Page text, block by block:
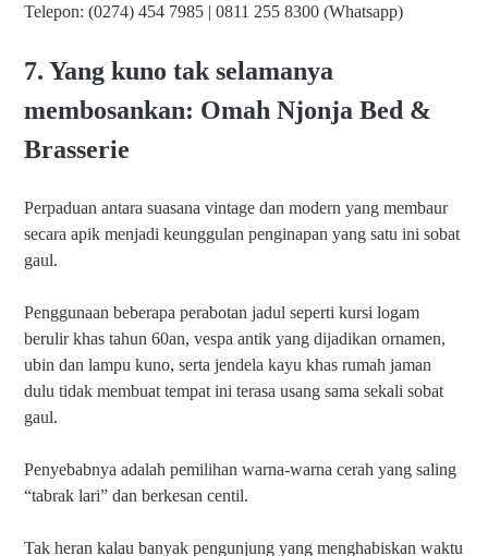
Telepon: (0274) 454 7985 | 0811 255 8300 (Whatsapp)
7. Yang kuno tak selamanya
membosankan: Omah Njonja Bed &
Brasserie
Perpaduan antara suasana vintage dan modern yang membaur
secara apik menjadi keunggulan penginapan yang satu ini sobat
gaul.
Penggunaan beberapa perabotan jadul seperti kursi logam
berulir khas tahun 60an, vespa antik yang dijadikan ornamen,
ubin dan lampu kuno, serta jendela kayu khas rumah jaman
dulu tidak membuat tempat ini terasa usang sama sekali sobat
gaul.
Penyebabnya adalah pemilihan warna-warna cerah yang saling
“tabrak lari” dan berkesan centil.
Tak heran kalau banyak pengunjung yang menghabiskan waktu